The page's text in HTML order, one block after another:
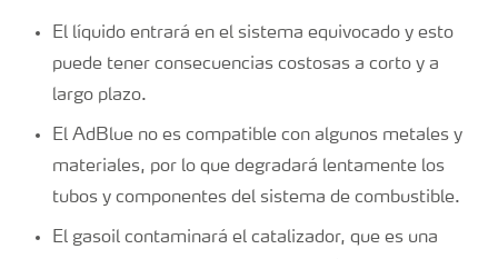
El líquido entrará en el sistema equivocado y esto
puede tener consecuencias costosas a corto y a
largo plazo.
El AdBlue no es compatible con algunos metales y
materiales, por lo que degradará lentamente los
tubos y componentes del sistema de combustible.
El gasoil contaminará el catalizador, que es una